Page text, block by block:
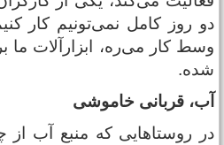
روز کامل نمی‌تونیم کار
کار می‌ره، ابزارآلات ما
قربانی خاموشی
روستاهایی که منبع آب از